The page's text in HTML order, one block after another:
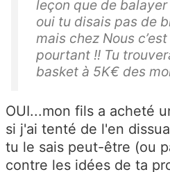
leçon que de
oui tu disais pas de
mais chez Nous
pourtant !! Tu
basket à 5K€ des
OUI...mon fils a acheté
si j'ai tenté de l'en
tu le sais peut-être (ou
contre les idées de ta